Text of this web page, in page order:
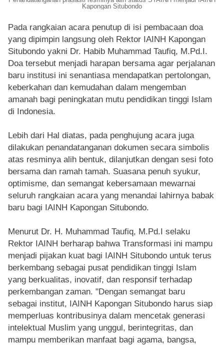
Kapongan Situbondo
Pada rangkaian acara penutup di isi pembacaan doa
yang dipimpin langsung oleh Rektor IAINH Kapongan
Situbondo yakni Dr. Habib Muhammad Taufiq, M.Pd.I.
Doa tersebut menjadi harapan bersama agar perjalanan
baru institusi ini senantiasa mendapatkan pertolongan,
keberkahan dan kemudahan dalam mengemban
amanah bagi peningkatan mutu pendidikan tinggi Islam
di Indonesia.
Lebih dari Hal diatas, pada penghujung acara juga
dilakukan penandatanganan dokumen secara simbolis
atas resminya alih bentuk, dilanjutkan dengan sesi foto
bersama dan ramah tamah. Suasana penuh syukur,
optimisme, dan semangat kebersamaan mewarnai
seluruh rangkaian acara yang menandai lahirnya babak
baru bagi IAINH Kapongan Situbondo.
Menurut Dr. H. Muhammad Taufiq, M.Pd.I selaku
Rektor IAINH berharap bahwa Transformasi ini mampu
menjadi pijakan kuat bagi IAINH Situbondo untuk terus
berkembang sebagai pusat pendidikan tinggi Islam
yang berkualitas, inovatif, dan responsif terhadap
perkembangan zaman. "Dengan semangat baru
sebagai institut, IAINH Kapongan Situbondo harus siap
memperluas kontribusinya dalam mencetak generasi
intelektual Muslim yang unggul, berintegritas, dan
mampu memberikan manfaat bagi agama, bangsa,